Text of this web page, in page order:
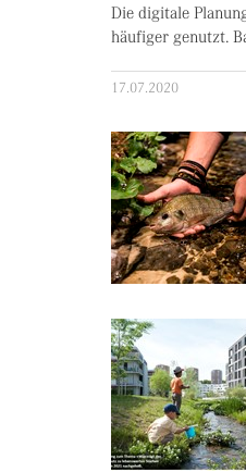
Die digitale
häufiger genutzt.
17.07.2020